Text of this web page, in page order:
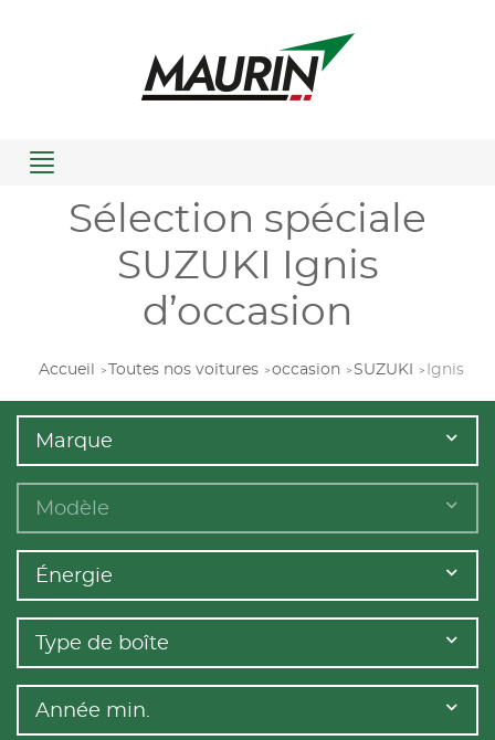
Menu
Sélection spéciale
SUZUKI Ignis
d’occasion
Accueil Toutes nos voitures occasion SUZUKI Ignis
Marque
Modèle
Énergie
Type de boîte
Année min.